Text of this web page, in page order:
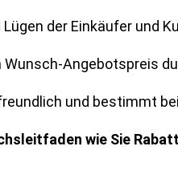
der Einkäufer und
Wunsch-Angebotspreis
und bestimmt
wie Sie